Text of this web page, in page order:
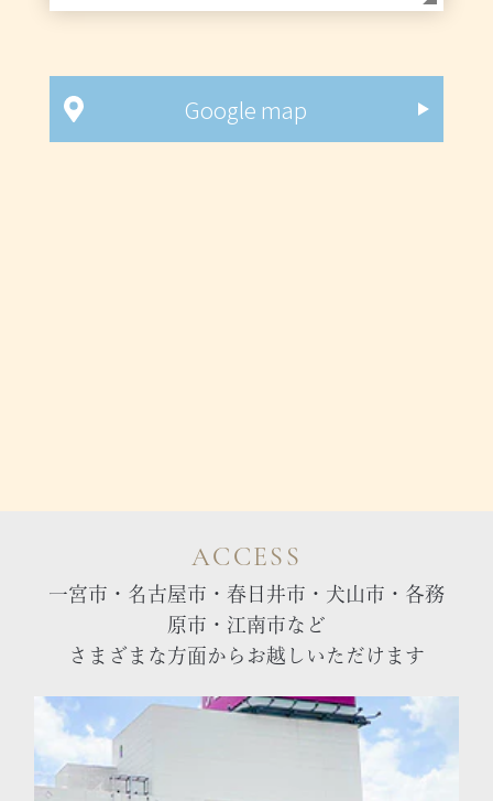
Google map
ACCESS
一宮市・名古屋市・春日井市・犬山市・各務
原市・江南市など
さまざまな方面からお越しいただけます